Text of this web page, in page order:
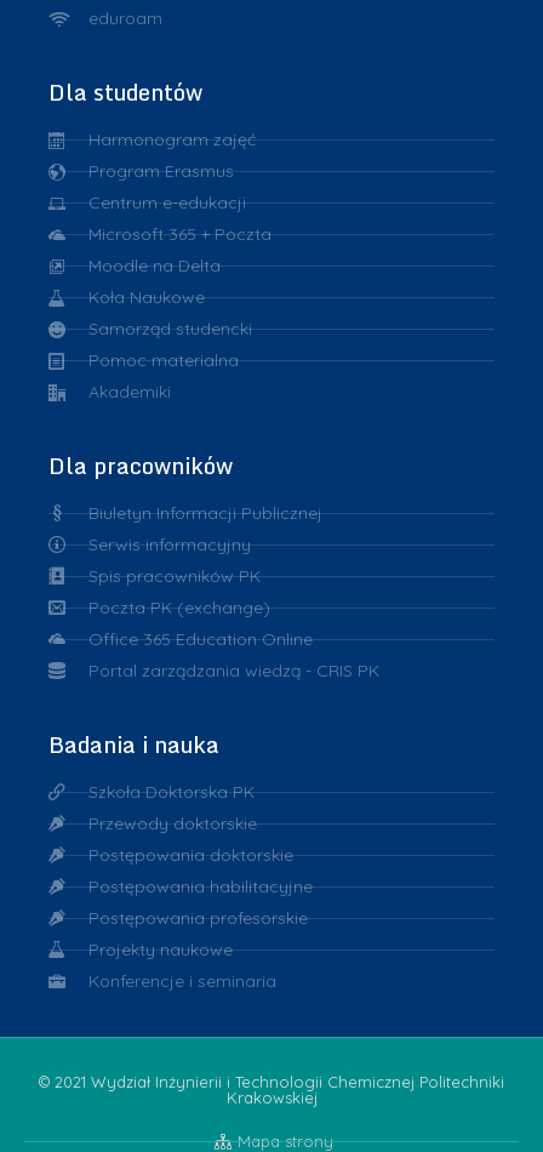
eduroam
Dla studentów
Harmonogram zajęć
Program Erasmus
Centrum e-edukacji
Microsoft 365 + Poczta
Moodle na Delta
Koła Naukowe
Samorząd studencki
Pomoc materialna
Akademiki
Dla pracowników
Biuletyn Informacji Publicznej
Serwis informacyjny
Spis pracowników PK
Poczta PK (exchange)
Office 365 Education Online
Portal zarządzania wiedzą - CRIS PK
Badania i nauka
Szkoła Doktorska PK
Przewody doktorskie
Postępowania doktorskie
Postępowania habilitacyjne
Postępowania profesorskie
Projekty naukowe
Konferencje i seminaria
© 2021 Wydział Inżynierii i Technologii Chemicznej Politechniki
Krakowskiej
Mapa strony